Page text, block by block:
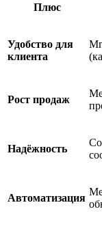
Плюс
Удобство для
клиента
Рост продаж
Надёжность
Автоматизация